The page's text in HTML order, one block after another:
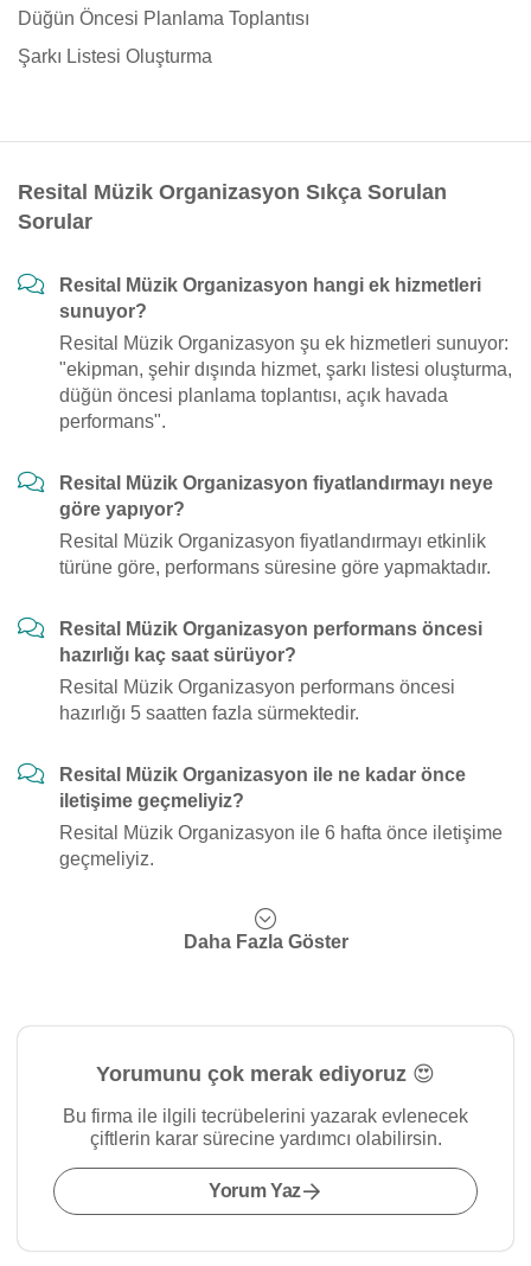
Düğün Öncesi Planlama Toplantısı
Şarkı Listesi Oluşturma
Resital Müzik Organizasyon Sıkça Sorulan
Sorular
Resital Müzik Organizasyon hangi ek hizmetleri
sunuyor?
Resital Müzik Organizasyon şu ek hizmetleri sunuyor:
"ekipman, şehir dışında hizmet, şarkı listesi oluşturma,
düğün öncesi planlama toplantısı, açık havada
performans".
Resital Müzik Organizasyon fiyatlandırmayı neye
göre yapıyor?
Resital Müzik Organizasyon fiyatlandırmayı etkinlik
türüne göre, performans süresine göre yapmaktadır.
Resital Müzik Organizasyon performans öncesi
hazırlığı kaç saat sürüyor?
Resital Müzik Organizasyon performans öncesi
hazırlığı 5 saatten fazla sürmektedir.
Resital Müzik Organizasyon ile ne kadar önce
iletişime geçmeliyiz?
Resital Müzik Organizasyon ile 6 hafta önce iletişime
geçmeliyiz.
Daha Fazla Göster
Yorumunu çok merak ediyoruz 😍
Bu firma ile ilgili tecrübelerini yazarak evlenecek
çiftlerin karar sürecine yardımcı olabilirsin.
Yorum Yaz